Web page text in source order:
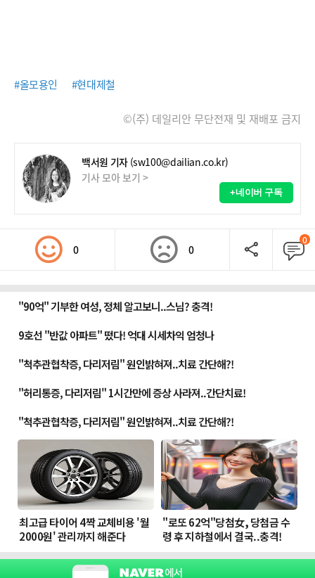
#올모용인 #현대제철
©(주) 데일리안 무단전재 및 재배포 금지
백서원 기자 (sw100@dailian.co.kr)
기사 모아 보기 >
+네이버 구독
0 0
0